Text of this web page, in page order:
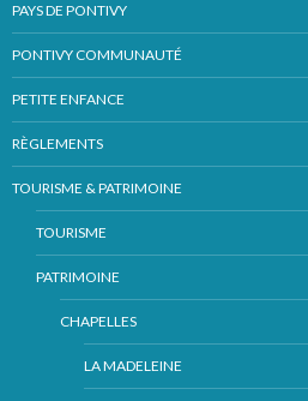
PAYS DE PONTIVY
PONTIVY COMMUNAUTÉ
PETITE ENFANCE
RÈGLEMENTS
TOURISME & PATRIMOINE
TOURISME
PATRIMOINE
CHAPELLES
LA MADELEINE